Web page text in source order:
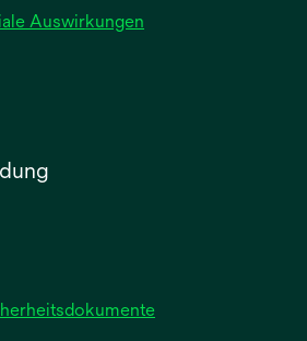
Auswirkungen